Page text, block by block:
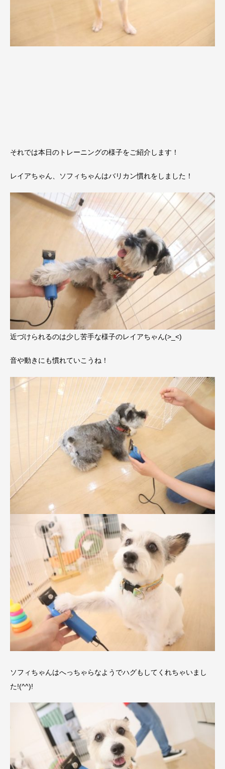
それでは本日のトレーニングの様子をご紹介します！
レイアちゃん、ソフィちゃんはバリカン慣れをしました！
近づけられるのは少し苦手な様子のレイアちゃん(>_<)
音や動きにも慣れていこうね！
ソフィちゃんはへっちゃらなようでハグもしてくれちゃいまし
た!(^^)!